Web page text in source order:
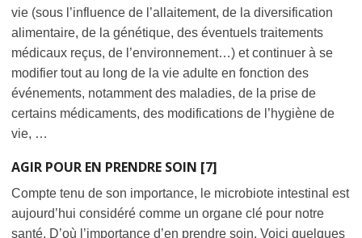
vie (sous l’influence de l’allaitement, de la diversification
alimentaire, de la génétique, des éventuels traitements
médicaux reçus, de l’environnement…) et continuer à se
modifier tout au long de la vie adulte en fonction des
événements, notamment des maladies, de la prise de
certains médicaments, des modifications de l’hygiène de
vie, …
AGIR POUR EN PRENDRE SOIN [7]
Compte tenu de son importance, le microbiote intestinal est
aujourd’hui considéré comme un organe clé pour notre
santé. D’où l’importance d’en prendre soin. Voici quelques